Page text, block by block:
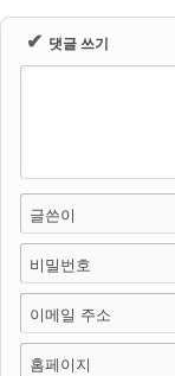
✔ 댓글 쓰기
글쓴이
비밀번호
이메일 주소
홈페이지